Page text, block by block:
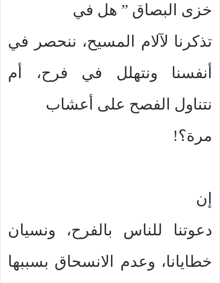
خزى البصاق ” هل في
تذكرنا لآلام المسيح، ننحصر في
أنفسنا ونتهلل في فرح، أم
نتناول الفصح على أعشاب
مرة؟!
إن
دعوتنا للناس بالفرح، ونسيان
خطايانا، وعدم الانسحاق بسببها